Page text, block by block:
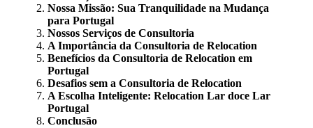
Nossa Missão: Sua Tranquilidade na Mudança
para Portugal
Nossos Serviços de Consultoria
A Importância da Consultoria de Relocation
Benefícios da Consultoria de Relocation em
Portugal
Desafios sem a Consultoria de Relocation
A Escolha Inteligente: Relocation Lar doce Lar
Portugal
Conclusão